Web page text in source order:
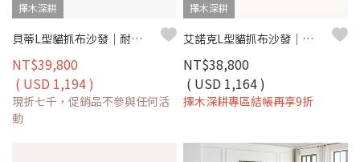
擇木深耕
貝蒂L型貓抓布沙發｜耐磨防潑水 × 可拆洗布套 × 左右移動腳椅 – 擇木深耕
NT$39,800
( USD 1,194 )
現折七千，促銷品不參與任何活
動
擇木深耕
艾諾克L型貓抓布沙發｜荷御極緻貓抓布 × 收納腳椅 × 可拆洗布套 – 擇木深耕
NT$38,800
( USD 1,164 )
擇木深耕專區結帳再享9折